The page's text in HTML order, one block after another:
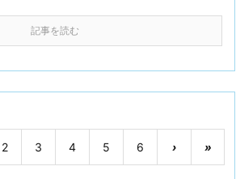
記事を読む
2 3 4 5 6 › »